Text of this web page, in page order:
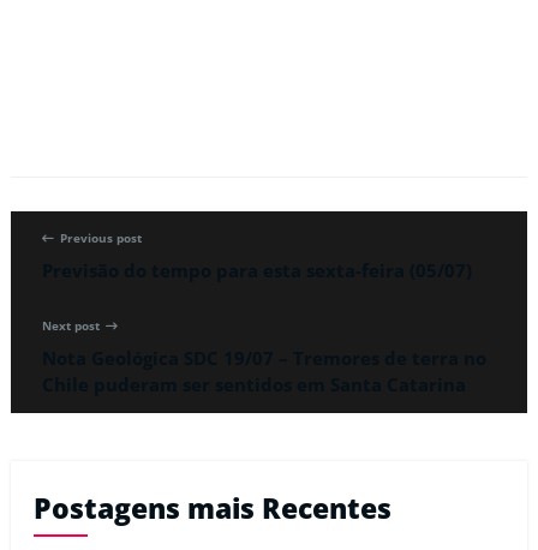
Previous post
Next post
Postagens mais Recentes